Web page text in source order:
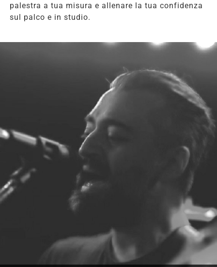
palestra a tua misura e allenare la tua confidenza
sul palco e in studio.